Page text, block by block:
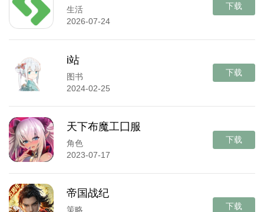
生活
2026-07-24
下载
i站
图书
2024-02-25
下载
天下布魔工囗服
角色
2023-07-17
下载
帝国战纪
策略 下载